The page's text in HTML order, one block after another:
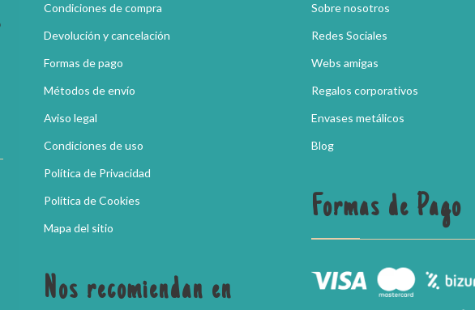
Condiciones de compra
Devolución y cancelación
Formas de pago
Métodos de envío
Aviso legal
Condiciones de uso
Política de Privacidad
Política de Cookies
Mapa del sitio
Nos recomiendan en
Sobre nosotros
Redes Sociales
Webs amigas
Regalos corporativos
Envases metálicos
Blog
Formas de Pago